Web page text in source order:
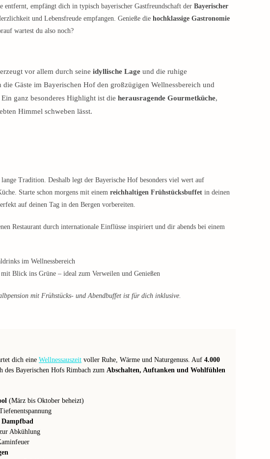
entfernt, empfängt dich in typisch bayerischer Gastfreundschaft der Bayerischer
und Lebensfreude empfangen. Genieße die hochklassige Gastronomie
wartest du also noch?
vor allem durch seine idyllische Lage und die ruhige
Gäste im Bayerischen Hof den großzügigen Wellnessbereich und
ganz besonderes Highlight ist die herausragende Gourmetküche,
Himmel schweben lässt.
Tradition. Deshalb legt der Bayerische Hof besonders viel wert auf
Starte schon morgens mit einem reichhaltigen Frühstücksbuffet in deinen
auf deinen Tag in den Bergen vorbereiten.
Restaurant durch internationale Einflüsse inspiriert und dir abends bei einem
im Wellnessbereich
mit Blick ins Grüne – ideal zum Verweilen und Genießen
mit Frühstücks- und Abendbuffet ist für dich inklusive.
dich eine Wellnessauszeit voller Ruhe, Wärme und Naturgenuss. Auf 4.000
Bayerischen Hofs Rimbach zum Abschalten, Auftanken und Wohlfühlen
(März bis Oktober beheizt)
Abkühlung